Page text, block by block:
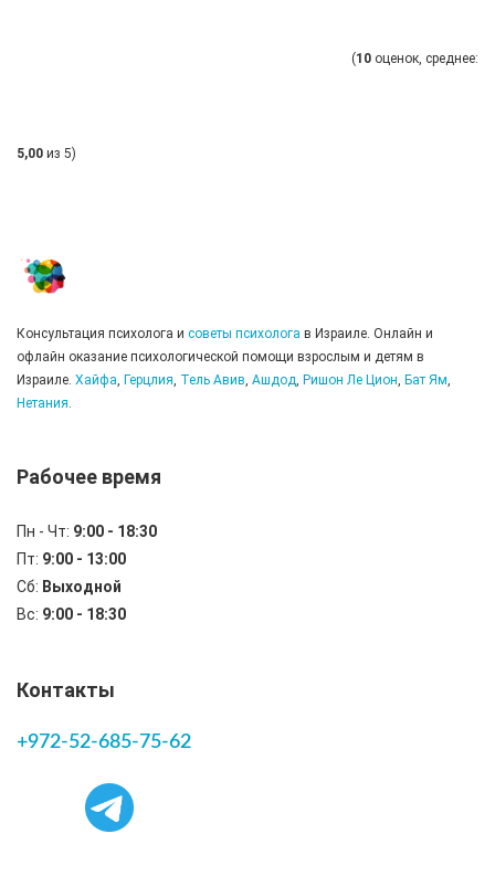
(10 оценок, среднее:
5,00 из 5)
Консультация психолога и советы психолога в Израиле. Онлайн и
офлайн оказание психологической помощи взрослым и детям в
Израиле. Хайфа Герцлия Тель Авив Ашдод Ришон Ле Цион Бат Ям
Нетания
Рабочее время
Пн - Чт: 9:00 - 18:30
Пт: 9:00 - 13:00
Сб: Выходной
Вс: 9:00 - 18:30
Контакты
+972-52-685-75-62